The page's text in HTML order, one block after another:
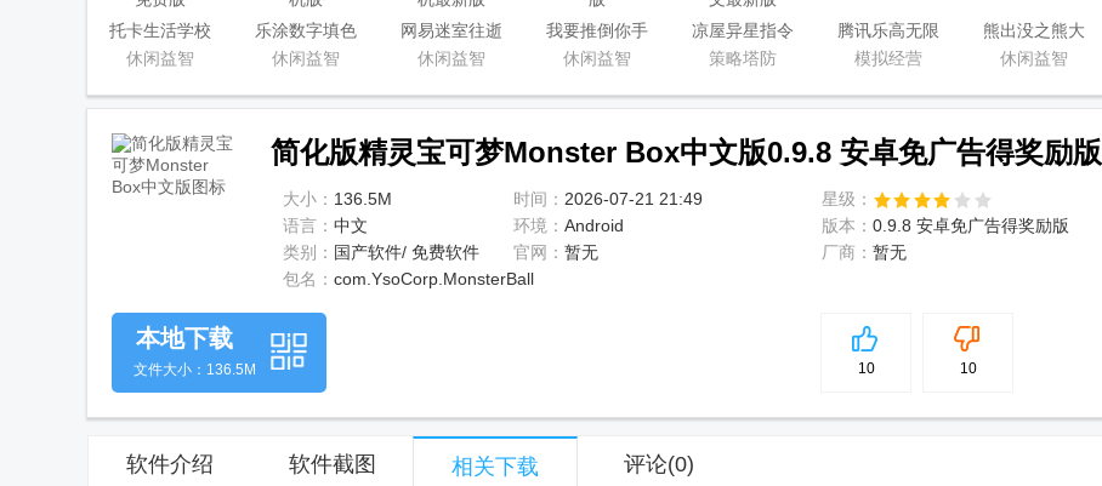
托卡生活学校
完整版游戏
休闲益智
乐涂数字填色
无限提示版
休闲益智
网易迷室往逝
官方版下载安
休闲益智
我要推倒你手
游最新版
休闲益智
凉屋异星指令
手游官方版
策略塔防
腾讯乐高无限
游戏
模拟经营
熊出没之熊大
快跑
休闲益智
简化版精灵宝可梦Monster Box中文版0.9.8 安卓免广告得奖励版
大小： 136.5M 时间： 2026-07-21 21:49
星级：
语言： 中文 环境： Android 版本： 0.9.8 安卓免广告得奖励版
类别： 国产软件/ 免费软件 官网： 暂无 厂商： 暂无
包名： com.YsoCorp.MonsterBall
5
10 10
本地下载
文件大小：136.5M
软件介绍 软件截图 相关下载 评论(0)